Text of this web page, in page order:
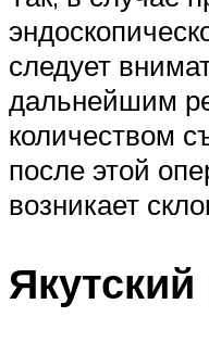
следует
дальнейшим
количеством
после этой
возникает